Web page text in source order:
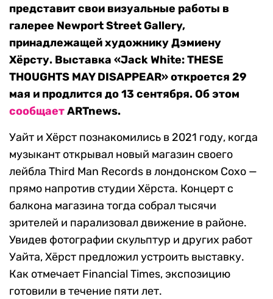
представит свои визуальные работы в
галерее Newport Street Gallery,
принадлежащей художнику Дэмиену
Хёрсту. Выставка «Jack White: THESE
THOUGHTS MAY DISAPPEAR» откроется 29
мая и продлится до 13 сентября. Об этом
сообщаетARTnews.
Уайт и Хёрст познакомились в 2021 году, когда
музыкант открывал новый магазин своего
лейбла Third Man Records в лондонском Сохо —
прямо напротив студии Хёрста. Концерт с
балкона магазина тогда собрал тысячи
зрителей и парализовал движение в районе.
Увидев фотографии скульптур и других работ
Уайта, Хёрст предложил устроить выставку.
Как отмечает Financial Times, экспозицию
готовили в течение пяти лет.